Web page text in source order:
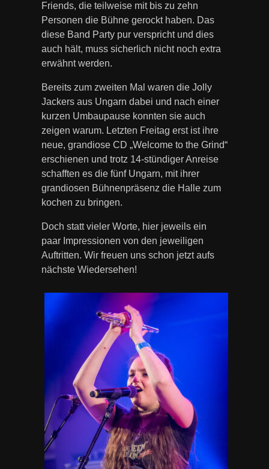
Friends, die teilweise mit bis zu zehn
Personen die Bühne gerockt haben. Das
diese Band Party pur verspricht und dies
auch hält, muss sicherlich nicht noch extra
erwähnt werden.
Bereits zum zweiten Mal waren die Jolly
Jackers aus Ungarn dabei und nach einer
kurzen Umbaupause konnten sie auch
zeigen warum. Letzten Freitag erst ist ihre
neue, grandiose CD „Welcome to the Grind“
erschienen und trotz 14-stündiger Anreise
schafften es die fünf Ungarn, mit ihrer
grandiosen Bühnenpräsenz die Halle zum
kochen zu bringen.
Doch statt vieler Worte, hier jeweils ein
paar Impressionen von den jeweiligen
Auftritten. Wir freuen uns schon jetzt aufs
nächste Wiedersehen!